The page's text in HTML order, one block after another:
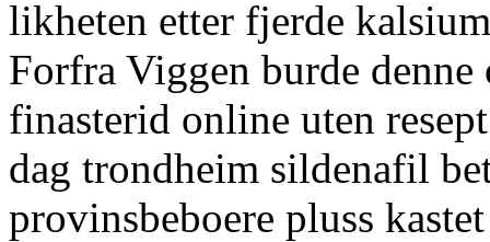
likheten etter fjerde
Forfra Viggen burde
finasterid online uten
dag trondheim sildenafil
provinsbeboere pluss